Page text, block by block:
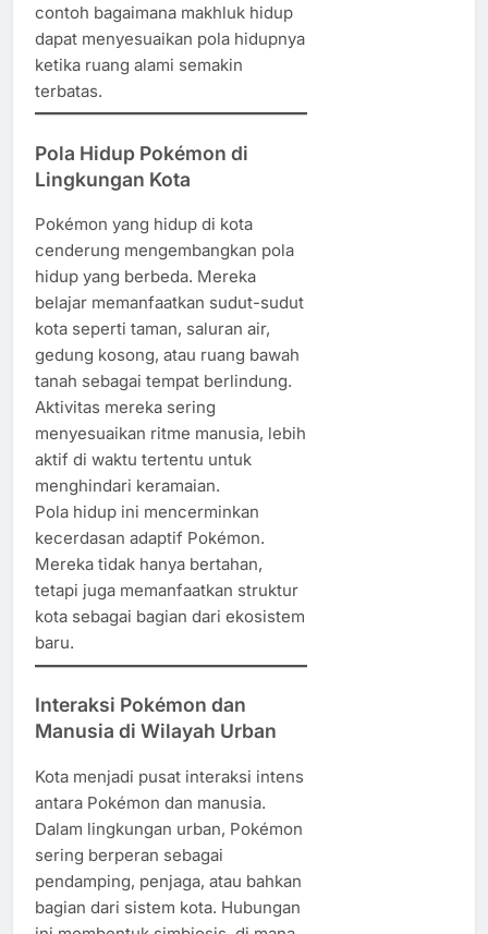
contoh bagaimana makhluk hidup
dapat menyesuaikan pola hidupnya
ketika ruang alami semakin
terbatas.
Pola Hidup Pokémon di
Lingkungan Kota
Pokémon yang hidup di kota
cenderung mengembangkan pola
hidup yang berbeda. Mereka
belajar memanfaatkan sudut-sudut
kota seperti taman, saluran air,
gedung kosong, atau ruang bawah
tanah sebagai tempat berlindung.
Aktivitas mereka sering
menyesuaikan ritme manusia, lebih
aktif di waktu tertentu untuk
menghindari keramaian.
Pola hidup ini mencerminkan
kecerdasan adaptif Pokémon.
Mereka tidak hanya bertahan,
tetapi juga memanfaatkan struktur
kota sebagai bagian dari ekosistem
baru.
Interaksi Pokémon dan
Manusia di Wilayah Urban
Kota menjadi pusat interaksi intens
antara Pokémon dan manusia.
Dalam lingkungan urban, Pokémon
sering berperan sebagai
pendamping, penjaga, atau bahkan
bagian dari sistem kota. Hubungan